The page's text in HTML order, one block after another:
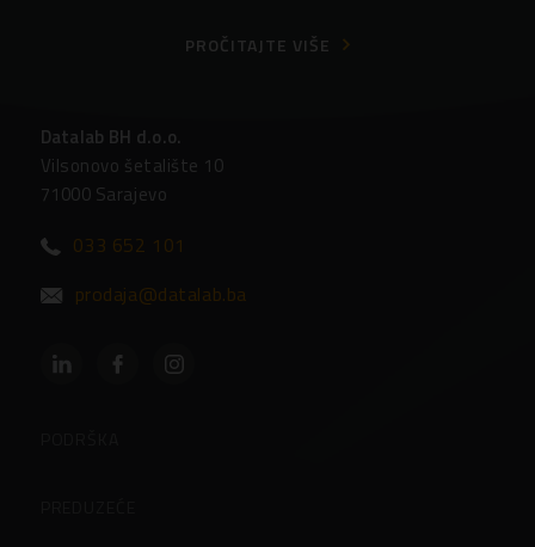
PROČITAJTE VIŠE
Datalab BH d.o.o.
Vilsonovo šetalište 10
71000 Sarajevo
033 652 101
prodaja@datalab.ba